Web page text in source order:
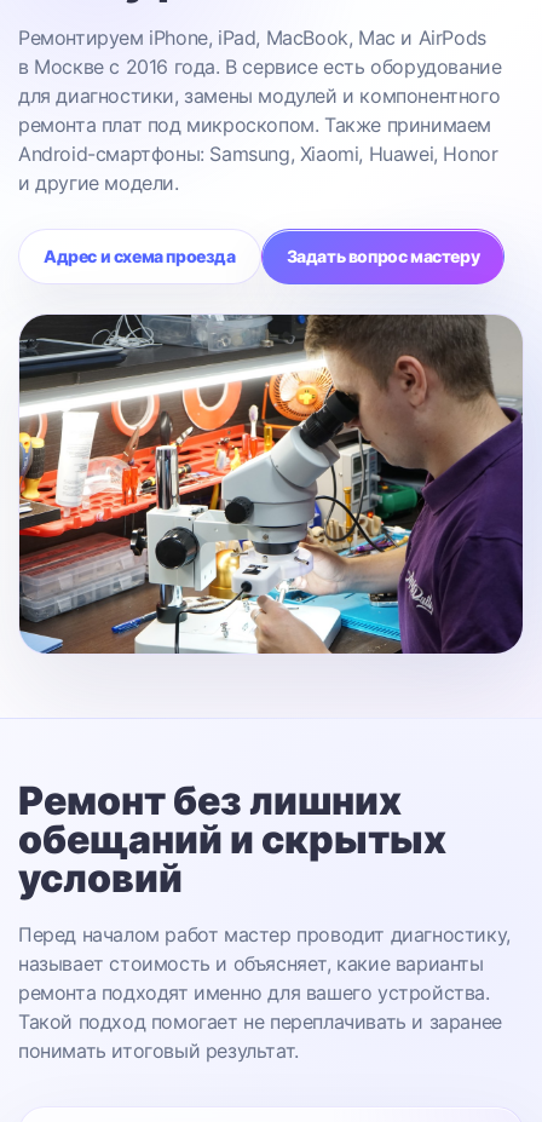
Ремонтируем iPhone, iPad, MacBook, Mac и AirPods
в Москве с 2016 года. В сервисе есть оборудование
для диагностики, замены модулей и компонентного
ремонта плат под микроскопом. Также принимаем
Android-смартфоны: Samsung, Xiaomi, Huawei, Honor
и другие модели.
Адрес и схема проезда Задать вопрос мастеру
Ремонт без лишних
обещаний и скрытых
условий
Перед началом работ мастер проводит диагностику,
называет стоимость и объясняет, какие варианты
ремонта подходят именно для вашего устройства.
Такой подход помогает не переплачивать и заранее
понимать итоговый результат.